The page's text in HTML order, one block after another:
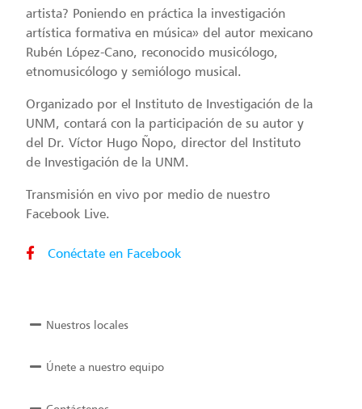
artista? Poniendo en práctica la investigación
artística formativa en música» del autor mexicano
Rubén López-Cano, reconocido musicólogo,
etnomusicólogo y semiólogo musical.
Organizado por el Instituto de Investigación de la
UNM, contará con la participación de su autor y
del Dr. Víctor Hugo Ñopo, director del Instituto
de Investigación de la UNM.
Transmisión en vivo por medio de nuestro
Facebook Live.
Conéctate en Facebook
Nuestros locales
Únete a nuestro equipo